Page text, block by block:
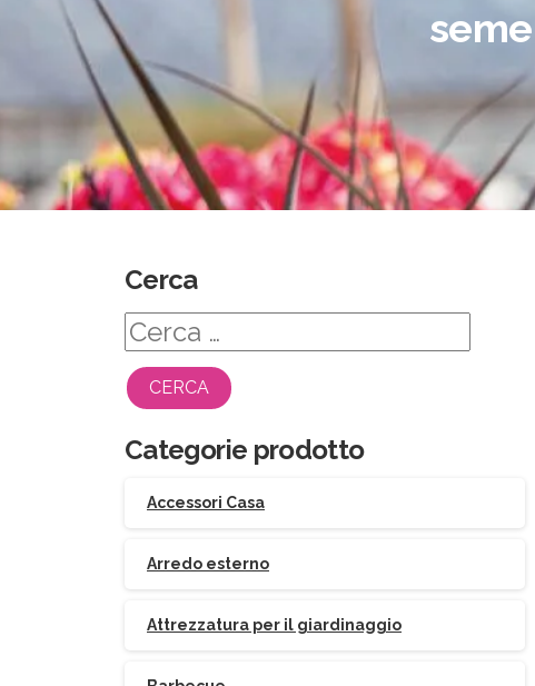
seme
Cerca
Ricerca
per:
Categorie prodotto
Accessori Casa
Arredo esterno
Attrezzatura per il giardinaggio